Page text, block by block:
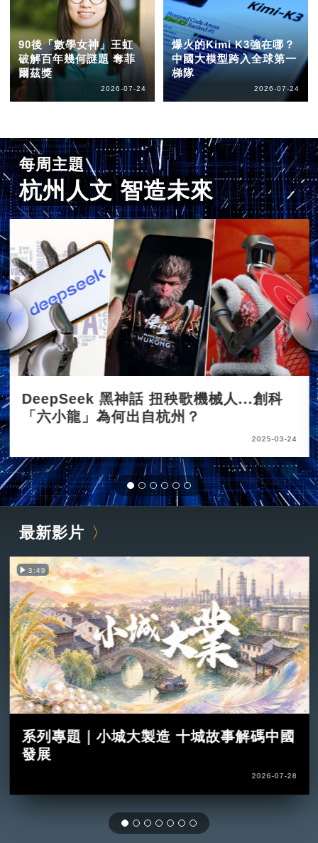
90後「數學女神」王虹
破解百年幾何謎題 奪菲
爾茲獎
2026-07-24
爆火的Kimi K3強在哪？
中國大模型跨入全球第一
梯隊
2026-07-24
每周主題
杭州人文 智造未來
DeepSeek 黑神話 扭秧歌機械人...創科
「六小龍」為何出自杭州？
2025-03-24
最新影片
3:49
系列專題｜小城大製造 十城故事解碼中國
發展
2026-07-28